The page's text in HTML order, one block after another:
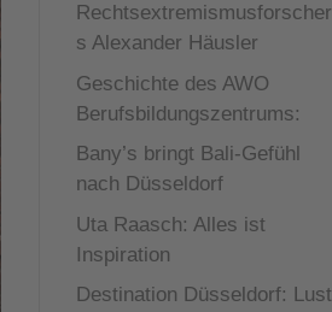
Rechtsextremismusforscher
s Alexander Häusler
Geschichte des AWO
Berufsbildungszentrums:
Bany’s bringt Bali-Gefühl
nach Düsseldorf
Uta Raasch: Alles ist
Inspiration
Destination Düsseldorf: Lust